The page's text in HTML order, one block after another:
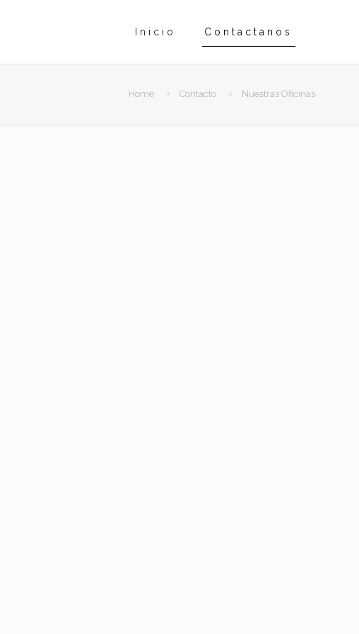
Inicio Contactanos
Home Contacto Nuestras Oficinas